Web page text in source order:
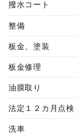
撥水コート
整備
板金、塗装
板金修理
油膜取り
法定１２カ月点検
洗車